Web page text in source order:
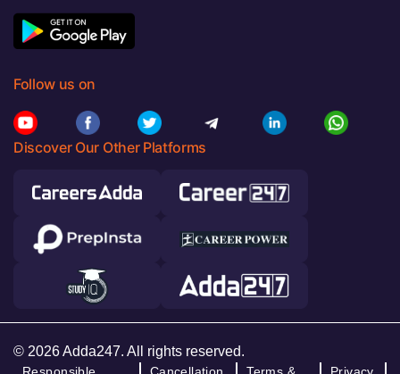
Follow us on
Discover Our Other Platforms
© 2026 Adda247. All rights reserved.